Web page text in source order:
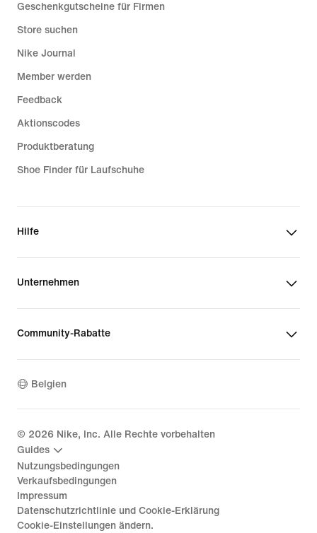
Geschenkgutscheine für Firmen
Store suchen
Nike Journal
Member werden
Feedback
Aktionscodes
Produktberatung
Shoe Finder für Laufschuhe
Hilfe
Unternehmen
Community-Rabatte
Belgien
© 2026 Nike, Inc. Alle Rechte vorbehalten
Guides
Nutzungsbedingungen
Verkaufsbedingungen
Impressum
Datenschutzrichtlinie und Cookie-Erklärung
Cookie-Einstellungen ändern.